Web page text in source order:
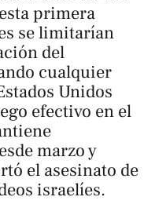
primera
se limitarían
del
cualquier
Unidos
efectivo en el
marzo y
el asesinato de
israelíes.